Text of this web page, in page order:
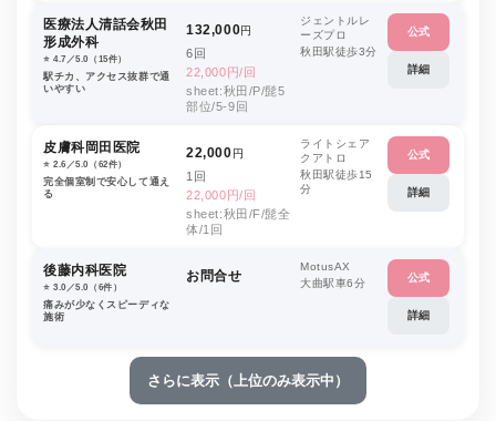
医療法人清話会秋田
形成外科
⭐️ 4.7／5.0（15件）
駅チカ、アクセス抜群で通
いやすい
132,000円
6回
22,000円/回
sheet:秋田/P/髭5
部位/5-9回
ジェントルレ
ーズプロ
秋田駅徒歩3分
公式
詳細
皮膚科岡田医院
⭐️ 2.6／5.0（62件）
完全個室制で安心して通え
る
22,000円
1回
22,000円/回
sheet:秋田/F/髭全
体/1回
ライトシェア
クアトロ
秋田駅徒歩15
分
公式
詳細
後藤内科医院
⭐️ 3.0／5.0（6件）
痛みが少なくスピーディな
施術
お問合せ
MotusAX
大曲駅車6分
公式
詳細
さらに表示（上位のみ表示中）